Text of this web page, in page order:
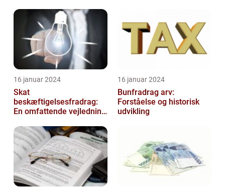
16 januar 2024
Skat
beskæftigelsesfradrag:
En omfattende vejledning
16 januar 2024
Bunfradrag arv:
Forståelse og historisk
udvikling